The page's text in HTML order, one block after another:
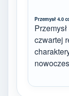
Przemysł 4.0
czwartej